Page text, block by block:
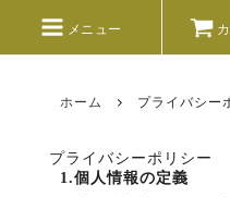
メニュー
白ワインのアートワ
ーフとしており、記
ホーム プライバシー
プライバシーポリシー
1.個人情報の定義